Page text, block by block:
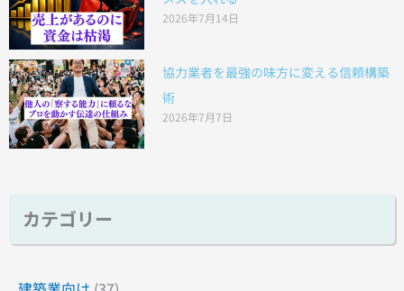
2026年7月14日
協力業者を最強の味方に変える信頼構築
術
2026年7月7日
カテゴリー